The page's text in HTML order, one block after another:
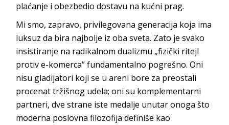
plaćanje i obezbedio dostavu na kućni prag.
Mi smo, zapravo, privilegovana generacija koja ima
luksuz da bira najbolje iz oba sveta. Zato je svako
insistiranje na radikalnom dualizmu „fizički ritejl
protiv e-komerca” fundamentalno pogrešno. Oni
nisu gladijatori koji se u areni bore za preostali
procenat tržišnog udela; oni su komplementarni
partneri, dve strane iste medalje unutar onoga što
moderna poslovna filozofija definiše kao